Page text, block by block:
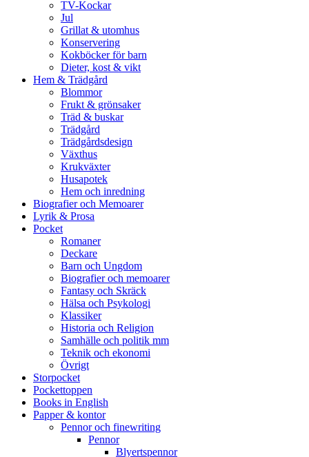
TV-Kockar
Jul
Grillat & utomhus
Konservering
Kokböcker för barn
Dieter, kost & vikt
Hem & Trädgård
Blommor
Frukt & grönsaker
Träd & buskar
Trädgård
Trädgårdsdesign
Växthus
Krukväxter
Husapotek
Hem och inredning
Biografier och Memoarer
Lyrik & Prosa
Pocket
Romaner
Deckare
Barn och Ungdom
Biografier och memoarer
Fantasy och Skräck
Hälsa och Psykologi
Klassiker
Historia och Religion
Samhälle och politik mm
Teknik och ekonomi
Övrigt
Storpocket
Pockettoppen
Books in English
Papper & kontor
Pennor och finewriting
Pennor
Blyertspennor